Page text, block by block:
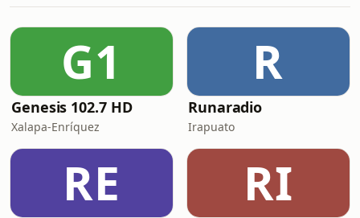
G1
Genesis 102.7 HD
Xalapa-Enríquez
R
Runaradio
Irapuato
RE RI